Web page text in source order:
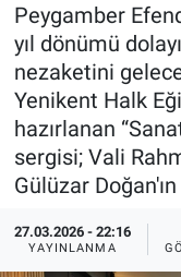
Peygamber
yıl dönümü
nezaketini
Yenikent Halk
hazırlanan
sergisi; Vali
Gülüzar
27.03.2026 - 22:16
YAYINLANMA